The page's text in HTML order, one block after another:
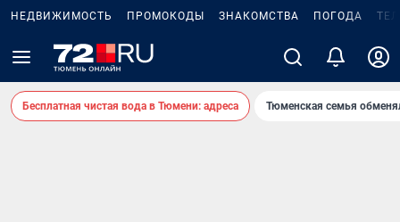
НЕДВИЖИМОСТЬ ПРОМОКОДЫ ЗНАКОМСТВА ПОГОДА
Бесплатная чистая вода в Тюмени: адреса Тюменская семья